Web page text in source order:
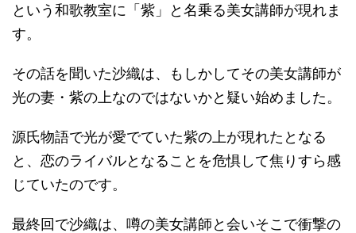
という和歌教室に「紫」と名乗る美女講師が現れま
す。
その話を聞いた沙織は、もしかしてその美女講師が
光の妻・紫の上なのではないかと疑い始めました。
源氏物語で光が愛でていた紫の上が現れたとなる
と、恋のライバルとなることを危惧して焦りすら感
じていたのです。
最終回で沙織は、噂の美女講師と会いそこで衝撃の